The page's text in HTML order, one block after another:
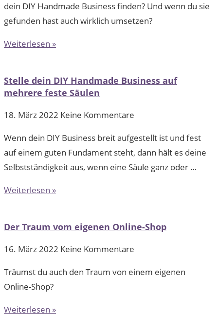
dein DIY Handmade Business finden? Und wenn du sie
gefunden hast auch wirklich umsetzen?
Weiterlesen »
Stelle dein DIY Handmade Business auf
mehrere feste Säulen
18. März 2022 Keine Kommentare
Wenn dein DIY Business breit aufgestellt ist und fest
auf einem guten Fundament steht, dann hält es deine
Selbstständigkeit aus, wenn eine Säule ganz oder …
Weiterlesen »
Der Traum vom eigenen Online-Shop
16. März 2022 Keine Kommentare
Träumst du auch den Traum von einem eigenen
Online-Shop?
Weiterlesen »